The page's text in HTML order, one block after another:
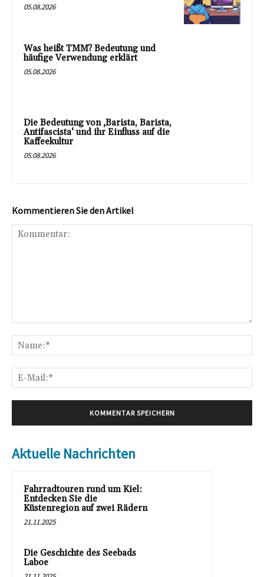
05.08.2026
Was heißt TMM? Bedeutung und
häufige Verwendung erklärt
05.08.2026
Die Bedeutung von ‚Barista, Barista,
Antifascista‘ und ihr Einfluss auf die
Kaffeekultur
05.08.2026
Kommentieren Sie den Artikel
Aktuelle Nachrichten
Fahrradtouren rund um Kiel:
Entdecken Sie die
Küstenregion auf zwei Rädern
21.11.2025
Die Geschichte des Seebads
Laboe